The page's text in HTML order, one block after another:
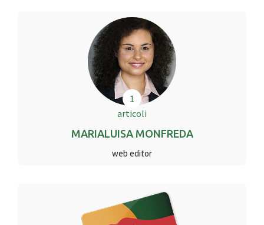
1
articoli
MARIALUISA MONFREDA
web editor